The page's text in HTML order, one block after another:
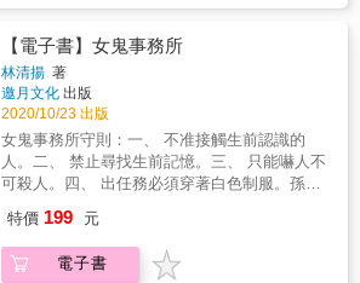
一個個變態殺人狂比鬼更殘暴恐怖、更會逃竄
隱匿， 透過令涼天賦異稟的領魂能力，塵封許
久的懸案一一解封！ 犧牲若是必然，那起碼要
值得。 既然帶有天命來到這個世界上，那我就
做吧！
帝上身，驅邪降魔， 他的願望是繼承家業當乩
童，但父命難為，便混了個警校及格邊緣畢
業， 結果報到當日未到，還讓老鳥學長上門逮
人！ 如此劣等生竟分發到輕軌分局新成立的特
殊專案小組， 身為組長的楊辰修跟學長們一樣
甚感不解， 一群人來到令家尋人，卻恰巧看見
令騰然為人驅邪失敗， 被鬼附身的女子頓時暴
走，幾個大男人都制伏不了， 直到一臉威狠、
散發藍光的令涼出現，一句話就去除了女子身
上的邪物。 被神明上身的令涼讓楊辰修大開眼
界，學長們更是眼睛發亮── 「這種會驅邪避
凶、能化險為夷的咖，不拉來當警察不行！」
原本只想為神明辦事、穿梭陰陽救人斬魔，不
有人是為了撿到冥婚紅包的表弟，依照大師指
示行動，卻不料一人搭訕路邊美女遇到鬼，雙
手被灼傷，更夢到上吊自盡的鬼新娘，自己跟
著吊死，一人被扯斷雙腿，滿身割傷，同樣夢
見了鬼新娘，葉子深與剩餘的一人不約而同也
夢見了「她」，這才發現，他們是死是活，全
看前世與「她」結下的是善緣或惡緣……
【電子書】女鬼事務所
林清揚 著
邀月文化 出版
2020/10/23 出版
女鬼事務所守則：一、 不准接觸生前認識的
人。二、 禁止尋找生前記憶。三、 只能嚇人不
可殺人。四、 出任務必須穿著白色制服。孫紅
有問題，她要嚇唬的目標竟是她的學長！每跟
他講一句話，她就想起一些事，每跟他相處一
秒，她就想起她對他的心意……兩個人……不
特價 199 元
電子書